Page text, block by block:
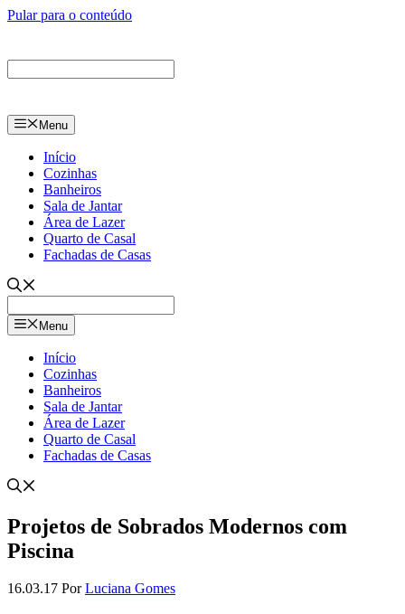
Pular para o conteúdo
Menu
Início
Cozinhas
Banheiros
Sala de Jantar
Área de Lazer
Quarto de Casal
Fachadas de Casas
Menu
Início
Cozinhas
Banheiros
Sala de Jantar
Área de Lazer
Quarto de Casal
Fachadas de Casas
Projetos de Sobrados Modernos com
Piscina
16.03.17 PorLuciana Gomes